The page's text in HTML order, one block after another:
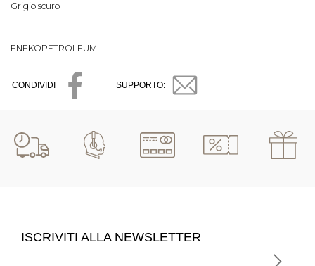
Grigio scuro
ENEKOPETROLEUM
CONDIVIDI SUPPORTO:
ISCRIVITI ALLA NEWSLETTER